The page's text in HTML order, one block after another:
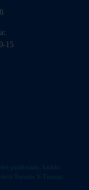
15
pidätetään, kaikki
Turusta Y-Tunnus